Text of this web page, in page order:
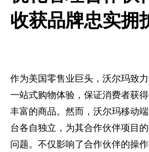
网红营销管理平台
助力品牌高效起量“老带新”计划
移动端合作伙伴
SaaS合作伙伴营销
服务
移动应用合作伙伴
Technology partners directory
成功案例
活动中心
PXA线上学院
可持续发展
Français
收获品牌忠实拥
作为美国零售业巨头，沃尔玛致
一站式购物体验，保证消费者获
丰富的商品。然而，沃尔玛移动
台各自独立，为其合作伙伴项目
问题。不仅影响了合作伙伴的操